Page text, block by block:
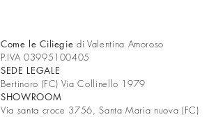
Come le Ciliegiedi Valentina Amoroso
P.IVA 03995100405
SEDE LEGALE
Bertinoro (FC) Via Collinello 1979
SHOWROOM
Via santa croce 3756, Santa Maria nuova (FC)